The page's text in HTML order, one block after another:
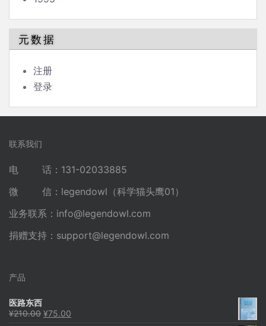
元数据
注册
登录
联系我们
电 话：131-02033885
微 信：legendowl（科学猫头鹰01）
业务联系： info@legendowl.com
捐赠支持： support@legendowl.com
产品
医路东西
¥210.00 原
¥75.00